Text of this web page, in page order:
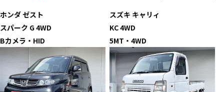
ホンダゼスト
スパーク G 4WD
Bカメラ・HID
スズキ キャリィ
KC 4WD
5MT・4WD